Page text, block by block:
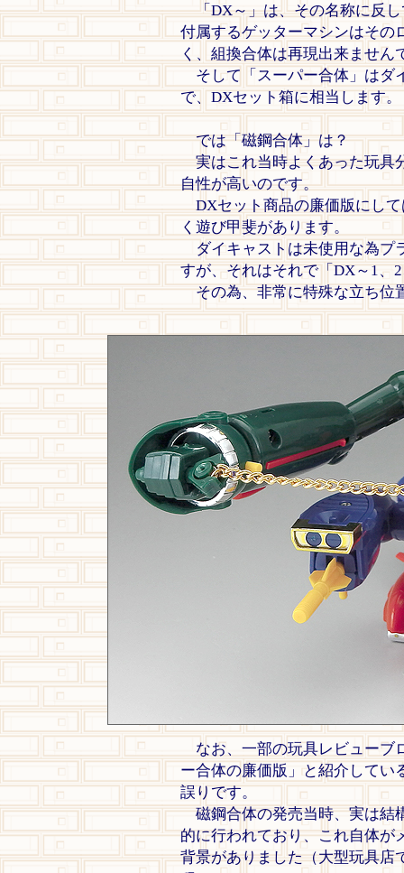
「DX～」は、その名称に反し
付属するゲッターマシンはその
く、組換合体は再現出来ません
そして「スーパー合体」はダ
で、DXセット箱に相当します。
では「磁鋼合体」は？
実はこれ当時よくあった玩具
自性が高いのです。
DXセット商品の廉価版にして
く遊び甲斐があります。
ダイキャストは未使用な為プ
すが、それはそれで「DX～1、
その為、非常に特殊な立ち位
なお、一部の玩具レビューブ
ー合体の廉価版」と紹介してい
誤りです。
磁鋼合体の発売当時、実は結
的に行われており、これ自体が
背景がありました（大型玩具店